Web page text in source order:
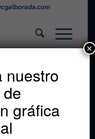
nuestro
gráfica
✕